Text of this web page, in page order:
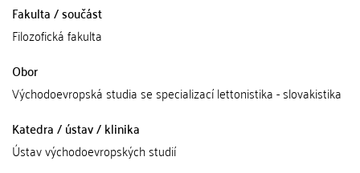
Fakulta / součást
Filozofická fakulta
Obor
Východoevropská studia se specializací lettonistika - slovakistika
Katedra / ústav / klinika
Ústav východoevropských studií